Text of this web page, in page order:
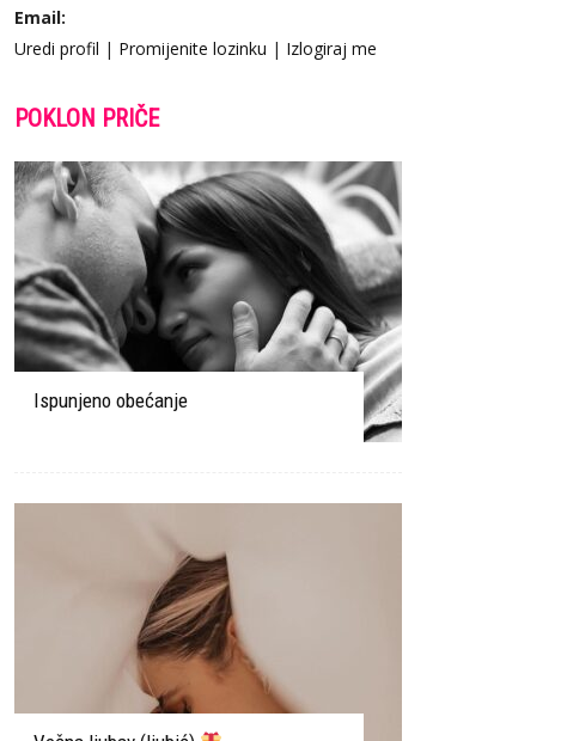
Email:
Uredi profil | Promijenite lozinku | Izlogiraj me
POKLON PRIČE
Ispunjeno obećanje